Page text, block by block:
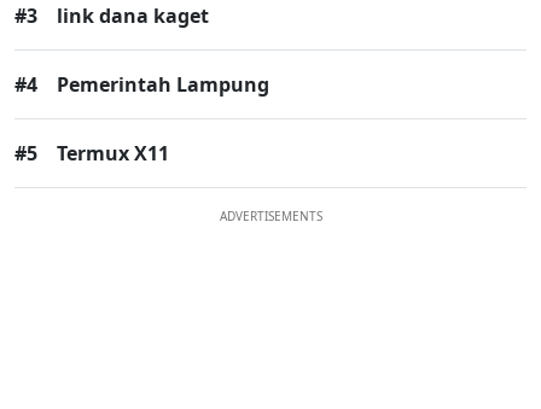
#3 link dana kaget
#4 Pemerintah Lampung
#5 Termux X11
ADVERTISEMENTS